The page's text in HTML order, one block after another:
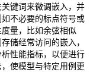
键词来微调嵌入，并
不必要的标点符号或
量，比如余弦相似
储经常访问的嵌入，
性能指标，以便进行
使模型与特定用例更